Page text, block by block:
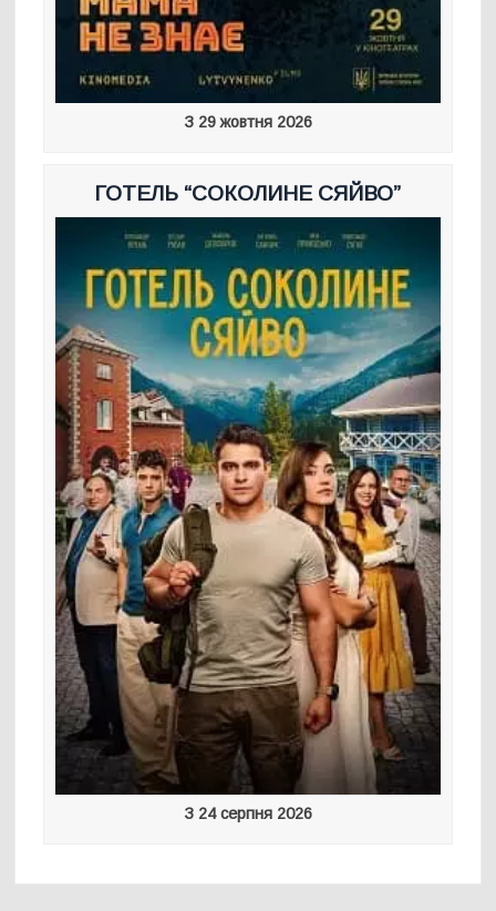
З 29 жовтня 2026
ГОТЕЛЬ “СОКОЛИНЕ СЯЙВО”
З 24 серпня 2026